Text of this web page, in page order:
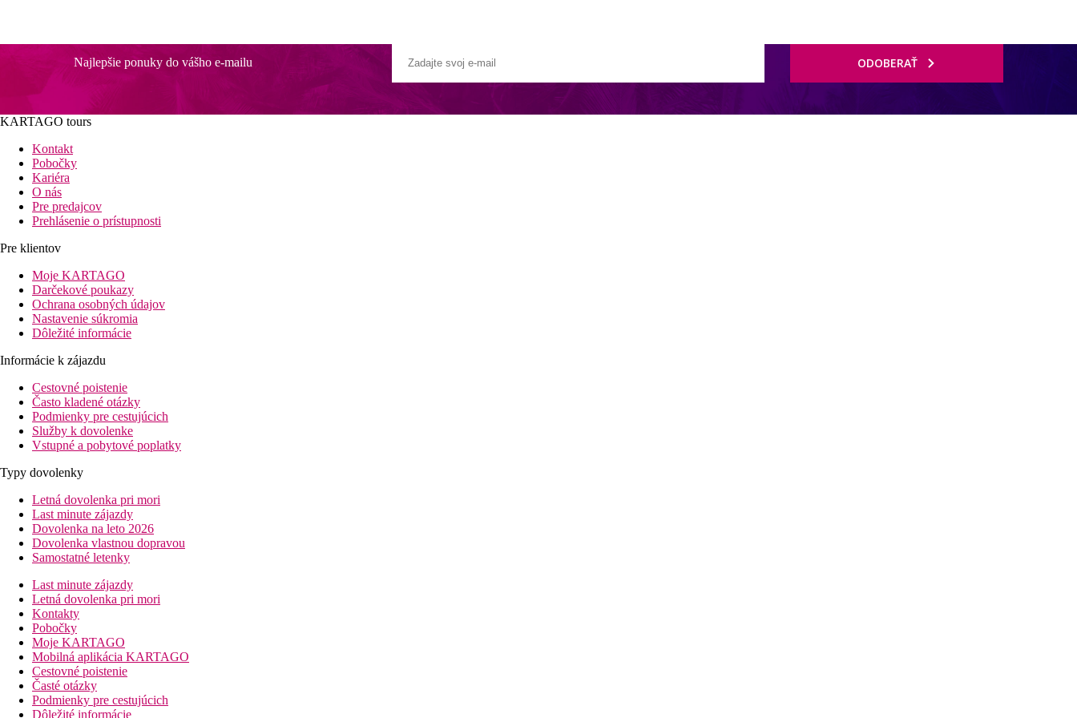
Najlepšie ponuky do vášho e-mailu ODOBERAŤ
KARTAGO tours
Kontakt
Pobočky
Kariéra
O nás
Pre predajcov
Prehlásenie o prístupnosti
Pre klientov
Moje KARTAGO
Darčekové poukazy
Ochrana osobných údajov
Nastavenie súkromia
Dôležité informácie
Informácie k zájazdu
Cestovné poistenie
Často kladené otázky
Podmienky pre cestujúcich
Služby k dovolenke
Vstupné a pobytové poplatky
Typy dovolenky
Letná dovolenka pri mori
Last minute zájazdy
Dovolenka na leto 2026
Dovolenka vlastnou dopravou
Samostatné letenky
Last minute zájazdy
Letná dovolenka pri mori
Kontakty
Pobočky
Moje KARTAGO
Mobilná aplikácia KARTAGO
Cestovné poistenie
Časté otázky
Podmienky pre cestujúcich
Dôležité informácie